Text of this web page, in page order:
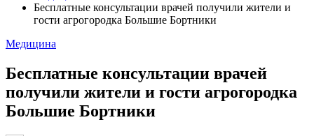
Бесплатные консультации врачей получили жители и
гости агрогородка Большие Бортники
Медицина
Бесплатные консультации врачей
получили жители и гости агрогородка
Большие Бортники